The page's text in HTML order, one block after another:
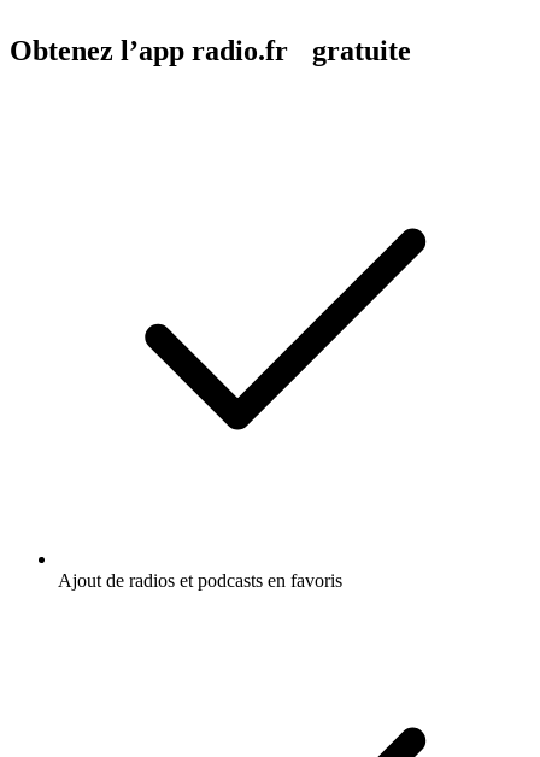
Obtenez l’app radio.fr gratuite
Ajout de radios et podcasts en favoris